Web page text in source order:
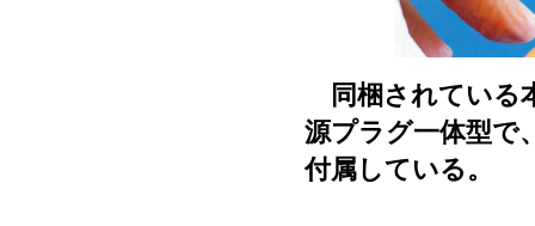
同梱されている
源プラグ一体型で
付属している。